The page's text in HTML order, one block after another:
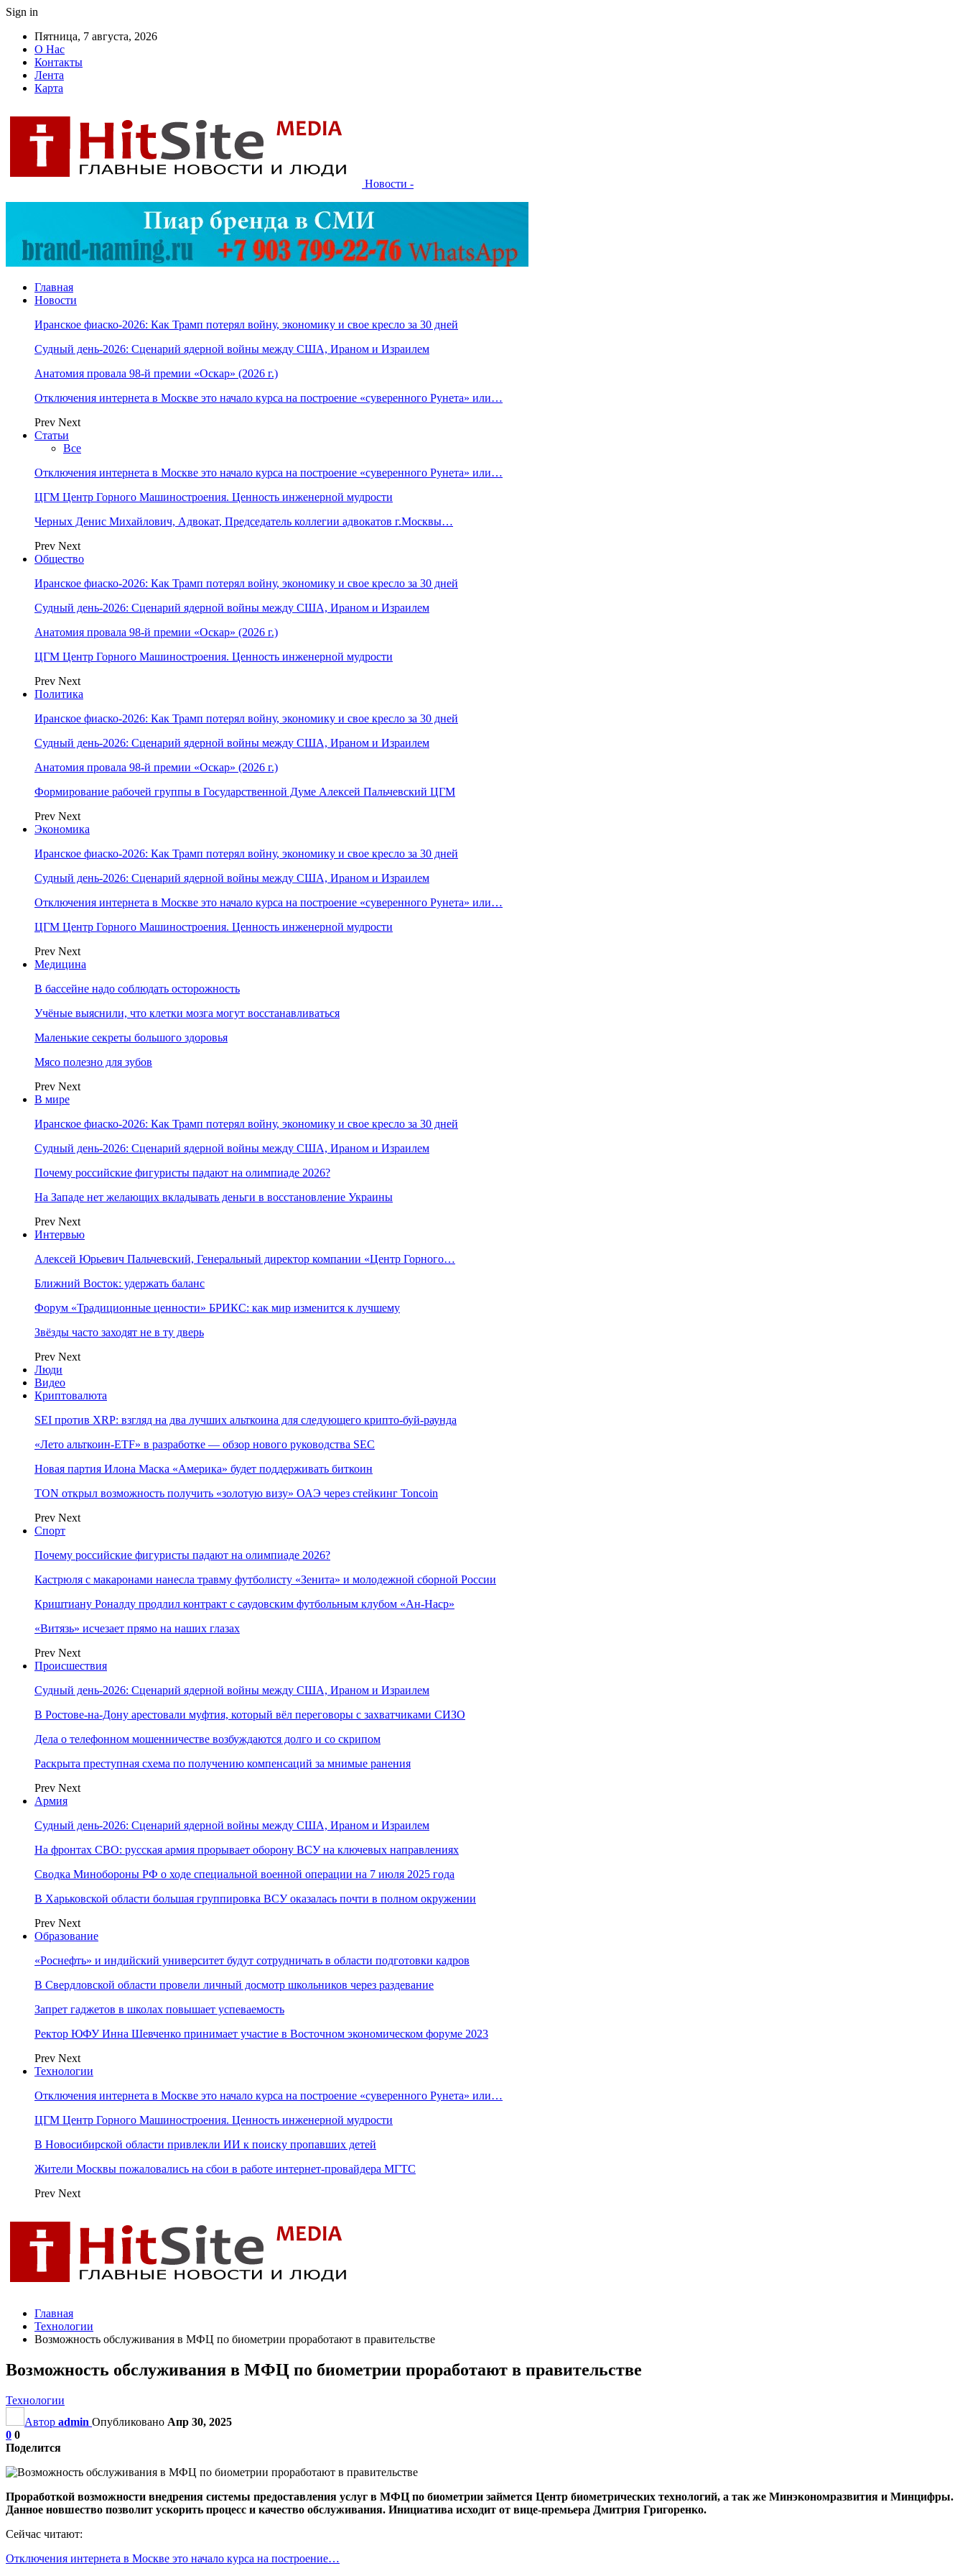
Sign in
Пятница, 7 августа, 2026
О Нас
Контакты
Лента
Карта
Новости -
Главная
Новости
Иранское фиаско-2026: Как Трамп потерял войну, экономику и свое кресло за 30 дней
Судный день-2026: Сценарий ядерной войны между США, Ираном и Израилем
Анатомия провала 98-й премии «Оскар» (2026 г.)
Отключения интернета в Москве это начало курса на построение «суверенного Рунета» или…
Prev Next
Статьи
Все
Отключения интернета в Москве это начало курса на построение «суверенного Рунета» или…
ЦГМ Центр Горного Машиностроения. Ценность инженерной мудрости
Черных Денис Михайлович, Адвокат, Председатель коллегии адвокатов г.Москвы…
Prev Next
Общество
Иранское фиаско-2026: Как Трамп потерял войну, экономику и свое кресло за 30 дней
Судный день-2026: Сценарий ядерной войны между США, Ираном и Израилем
Анатомия провала 98-й премии «Оскар» (2026 г.)
ЦГМ Центр Горного Машиностроения. Ценность инженерной мудрости
Prev Next
Политика
Иранское фиаско-2026: Как Трамп потерял войну, экономику и свое кресло за 30 дней
Судный день-2026: Сценарий ядерной войны между США, Ираном и Израилем
Анатомия провала 98-й премии «Оскар» (2026 г.)
Формирование рабочей группы в Государственной Думе Алексей Пальчевский ЦГМ
Prev Next
Экономика
Иранское фиаско-2026: Как Трамп потерял войну, экономику и свое кресло за 30 дней
Судный день-2026: Сценарий ядерной войны между США, Ираном и Израилем
Отключения интернета в Москве это начало курса на построение «суверенного Рунета» или…
ЦГМ Центр Горного Машиностроения. Ценность инженерной мудрости
Prev Next
Медицина
В бассейне надо соблюдать осторожность
Учёные выяснили, что клетки мозга могут восстанавливаться
Маленькие секреты большого здоровья
Мясо полезно для зубов
Prev Next
В мире
Иранское фиаско-2026: Как Трамп потерял войну, экономику и свое кресло за 30 дней
Судный день-2026: Сценарий ядерной войны между США, Ираном и Израилем
Почему российские фигуристы падают на олимпиаде 2026?
На Западе нет желающих вкладывать деньги в восстановление Украины
Prev Next
Интервью
Алексей Юрьевич Пальчевский, Генеральный директор компании «Центр Горного…
Ближний Восток: удержать баланс
Форум «Традиционные ценности» БРИКС: как мир изменится к лучшему
Звёзды часто заходят не в ту дверь
Prev Next
Люди
Видео
Криптовалюта
SEI против XRP: взгляд на два лучших альткоина для следующего крипто-буй-раунда
«Лето альткоин-ETF» в разработке — обзор нового руководства SEC
Новая партия Илона Маска «Америка» будет поддерживать биткоин
TON открыл возможность получить «золотую визу» ОАЭ через стейкинг Toncoin
Prev Next
Спорт
Почему российские фигуристы падают на олимпиаде 2026?
Кастрюля с макаронами нанесла травму футболисту «Зенита» и молодежной сборной России
Криштиану Роналду продлил контракт с саудовским футбольным клубом «Ан-Наср»
«Витязь» исчезает прямо на наших глазах
Prev Next
Происшествия
Судный день-2026: Сценарий ядерной войны между США, Ираном и Израилем
В Ростове-на-Дону арестовали муфтия, который вёл переговоры с захватчиками СИЗО
Дела о телефонном мошенничестве возбуждаются долго и со скрипом
Раскрыта преступная схема по получению компенсаций за мнимые ранения
Prev Next
Армия
Судный день-2026: Сценарий ядерной войны между США, Ираном и Израилем
На фронтах СВО: русская армия прорывает оборону ВСУ на ключевых направлениях
Сводка Минобороны РФ о ходе специальной военной операции на 7 июля 2025 года
В Харьковской области большая группировка ВСУ оказалась почти в полном окружении
Prev Next
Образование
«Роснефть» и индийский университет будут сотрудничать в области подготовки кадров
В Свердловской области провели личный досмотр школьников через раздевание
Запрет гаджетов в школах повышает успеваемость
Ректор ЮФУ Инна Шевченко принимает участие в Восточном экономическом форуме 2023
Prev Next
Технологии
Отключения интернета в Москве это начало курса на построение «суверенного Рунета» или…
ЦГМ Центр Горного Машиностроения. Ценность инженерной мудрости
В Новосибирской области привлекли ИИ к поиску пропавших детей
Жители Москвы пожаловались на сбои в работе интернет-провайдера МГТС
Prev Next
Главная
Технологии
Возможность обслуживания в МФЦ по биометрии проработают в правительстве
Возможность обслуживания в МФЦ по биометрии проработают в правительстве
Технологии
Автор admin Опубликовано Апр 30, 2025
0 0
Поделится
Проработкой возможности внедрения системы предоставления услуг в МФЦ по биометрии займется Центр биометрических технологий, а так же Минэкономразвития и Минцифры.
Данное новшество позволит ускорить процесс и качество обслуживания. Инициатива исходит от вице-премьера Дмитрия Григоренко.
Сейчас читают:
Отключения интернета в Москве это начало курса на построение…